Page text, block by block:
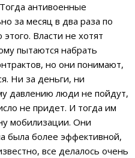
антивоенные
за месяц в два раза по
Власти не хотят
пытаются набрать
но они понимают,
Ни за деньги, ни
давлению люди не пойдут,
не придет. И тогда им
мобилизации. Они
была более эффективной,
все делалось очень